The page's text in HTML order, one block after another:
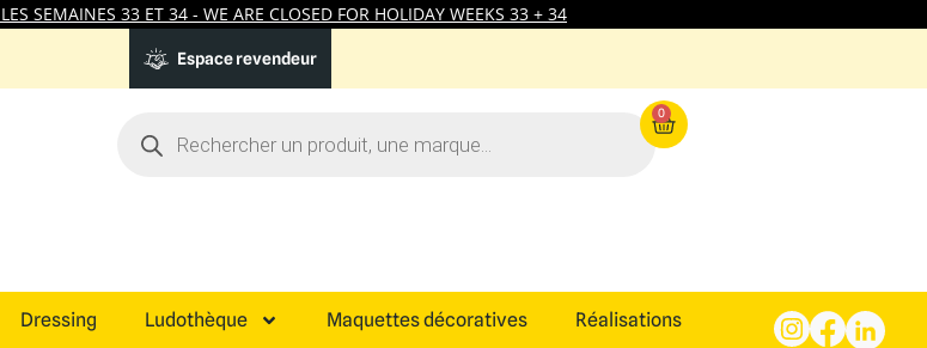
SEMAINES 33 ET 34 - WE ARE CLOSED FOR HOLIDAY WEEKS 33 + 34
Espace revendeur
0
Dressing Ludothèque Maquettes décoratives Réalisations